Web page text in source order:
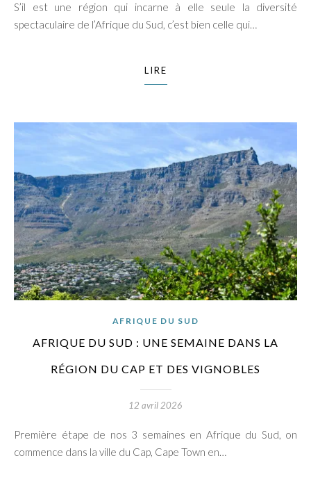
S’il est une région qui incarne à elle seule la diversité
spectaculaire de l’Afrique du Sud, c’est bien celle qui…
LIRE
AFRIQUE DU SUD
AFRIQUE DU SUD : UNE SEMAINE DANS LA
RÉGION DU CAP ET DES VIGNOBLES
12 avril 2026
Première étape de nos 3 semaines en Afrique du Sud, on
commence dans la ville du Cap, Cape Town en…